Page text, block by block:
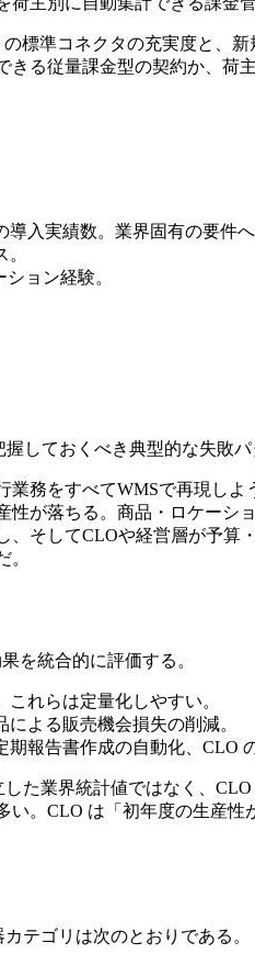
標準コネクタの充実度と、
る従量課金型の契約か、荷
入実績数。業界固有の要件へ
ョン経験。
しておくべき典型的な失敗パ
務をすべてWMSで再現し
が落ちる。商品・ロケーシ
そしてCLOや経営層が予
を統合的に評価する。
れらは定量化しやすい。
よる販売機会損失の削減。
報告書作成の自動化、CLO
た業界統計値ではなく、
。CLO は「初年度の生産
テゴリは次のとおりである。